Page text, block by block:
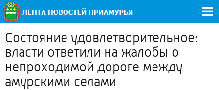
Состояние удовлетворительное:
власти ответили на жалобы о
непроходимой дороге между
амурскими селами